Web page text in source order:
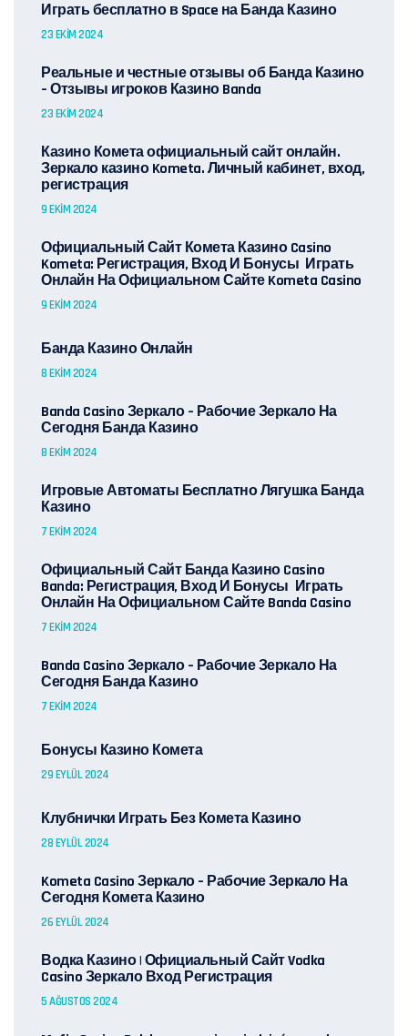
Играть бесплатно в Space на Банда Казино
23 EKIM 2024
Реальные и честные отзывы об Банда Казино
– Отзывы игроков Казино Banda
23 EKIM 2024
Казино Комета официальный сайт онлайн.
Зеркало казино Kometa. Личный кабинет, вход,
регистрация
9 EKIM 2024
Официальный Сайт Комета Казино Casino
Kometa: Регистрация, Вход И Бонусы ️ Играть
Онлайн На Официальном Сайте Kometa Casino
9 EKIM 2024
Банда Казино Онлайн
8 EKIM 2024
Banda Casino Зеркало – Рабочие Зеркало На
Сегодня Банда Казино
8 EKIM 2024
Игровые Автоматы Бесплатно Лягушка Банда
Казино
7 EKIM 2024
Официальный Сайт Банда Казино Casino
Banda: Регистрация, Вход И Бонусы ️ Играть
Онлайн На Официальном Сайте Banda Casino
7 EKIM 2024
Banda Casino Зеркало – Рабочие Зеркало На
Сегодня Банда Казино
7 EKIM 2024
Бонусы Казино Комета
29 EYLÜL 2024
Клубнички Играть Без Комета Казино
28 EYLÜL 2024
Kometa Casino Зеркало – Рабочие Зеркало На
Сегодня Комета Казино
26 EYLÜL 2024
Водка Казино | Официальный Сайт Vodka
Casino Зеркало Вход Регистрация
5 AĞUSTOS 2024